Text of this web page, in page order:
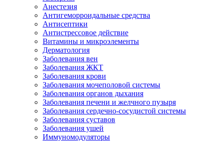
Анестезия
Антигеморроидальные средства
Антисептики
Антистрессовое действие
Витамины и микроэлементы
Дерматология
Заболевания вен
Заболевания ЖКТ
Заболевания крови
Заболевания мочеполовой системы
Заболевания органов дыхания
Заболевания печени и желчного пузыря
Заболевания сердечно-сосудистой системы
Заболевания суставов
Заболевания ушей
Иммуномодуляторы